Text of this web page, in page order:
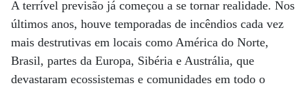
A terrível previsão já começou a se tornar realidade. Nos
últimos anos, houve temporadas de incêndios cada vez
mais destrutivas em locais como América do Norte,
Brasil, partes da Europa, Sibéria e Austrália, que
devastaram ecossistemas e comunidades em todo o